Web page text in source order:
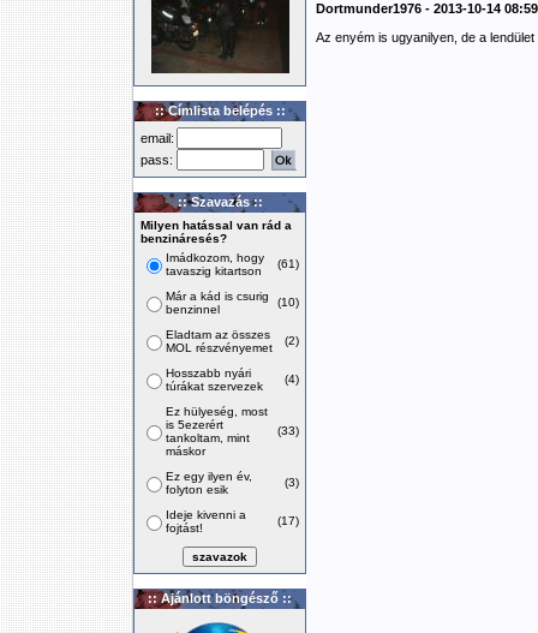
:: Címlista belépés ::
email:
pass:
:: Szavazás ::
Milyen hatással van rád a
benzináresés?
Imádkozom, hogy
tavaszig kitartson
(61)
Már a kád is csurig
benzinnel
(10)
Eladtam az összes
MOL részvényemet
(2)
Hosszabb nyári
túrákat szervezek
(4)
Ez hülyeség, most
is 5ezerért
tankoltam, mint
máskor
(33)
Ez egy ilyen év,
folyton esik
(3)
Ideje kivenni a
fojtást!
(17)
:: Ajánlott böngésző ::
Dortmunder1976 - 2013-10-14
Az enyém is ugyanilyen, de a